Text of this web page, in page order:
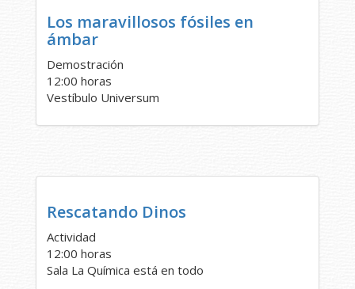
Los maravillosos fósiles en
ámbar
Demostración
12:00 horas
Vestíbulo Universum
Rescatando Dinos
Actividad
12:00 horas
Sala La Química está en todo